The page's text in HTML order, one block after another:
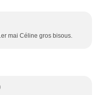
mai Céline gros bisous.